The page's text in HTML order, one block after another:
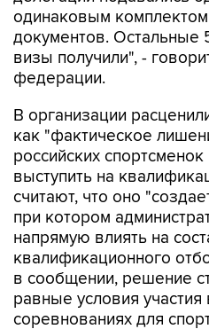
визы получили", -
федерации.
В организации
российских
выступить на
считают, что оно
при котором
напрямую влиять на
квалификационного
в сообщении, решение
равные условия
соревнованиях для
национальных